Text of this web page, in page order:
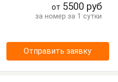
от 5500 руб
за номер за 1 сутки
Отправить заявку